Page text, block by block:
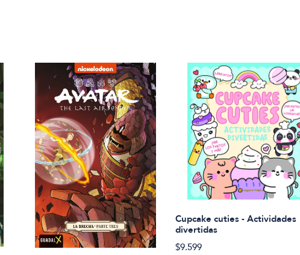
Cupcake cuties - Actividades
divertidas
$9.599